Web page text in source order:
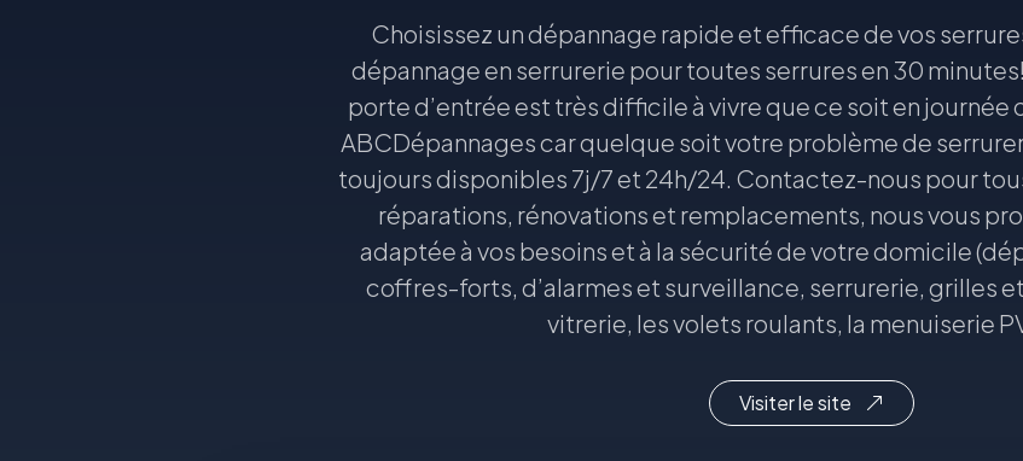
Choisissez un dépannage rapide et efficace de vos
dépannage en serrurerie pour toutes serrures en 30
porte d’entrée est très difficile à vivre que ce soit en journée
ABCDépannages car quelque soit votre problème de
toujours disponibles 7j/7 et 24h/24. Contactez-nous pour
réparations, rénovations et remplacements, nous vous
adaptée à vos besoins et à la sécurité de votre domicile
coffres-forts, d’alarmes et surveillance, serrurerie, grilles
vitrerie, les volets roulants, la menuiserie
Visiter le site